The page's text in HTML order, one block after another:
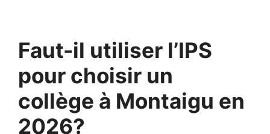
Faut-il utiliser l’IPS
pour choisir un
collège à Montaigu en
2026?